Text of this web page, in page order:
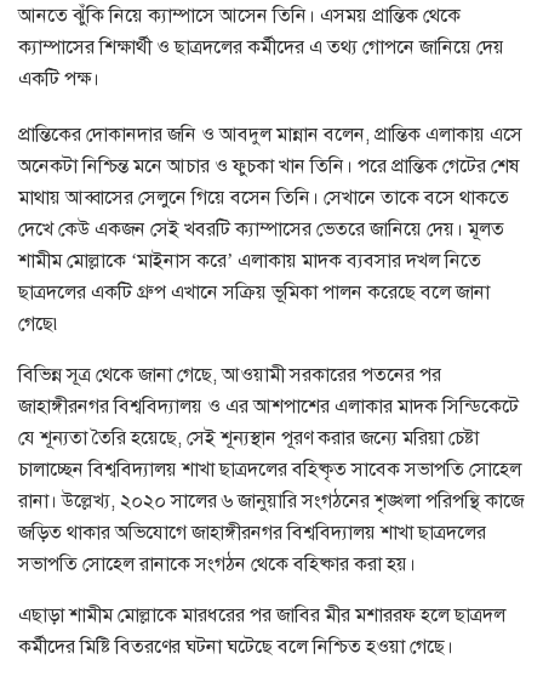
আনতে ঝুঁকি নিয়ে ক্যাম্পাসে আসেন তিনি। এসময় প্রান্তিক থেকে
ক্যাম্পাসের শিক্ষার্থী ও ছাত্রদলের কর্মীদের এ তথ্য গোপনে জানিয়ে দেয়
একটি পক্ষ।
প্রান্তিকের দোকানদার জনি ও আবদুল মান্নান বলেন, প্রান্তিক এলাকায় এসে
অনেকটা নিশ্চিন্ত মনে আচার ও ফুচকা খান তিনি। পরে প্রান্তিক গেটের শেষ
মাথায় আব্বাসের সেলুনে গিয়ে বসেন তিনি। সেখানে তাকে বসে থাকতে
দেখে কেউ একজন সেই খবরটি ক্যাম্পাসের ভেতরে জানিয়ে দেয়। মূলত
শামীম মোল্লাকে ‘মাইনাস করে’ এলাকায় মাদক ব্যবসার দখল নিতে
ছাত্রদলের একটি গ্রুপ এখানে সক্রিয় ভূমিকা পালন করেছে বলে জানা
গেছে৷
বিভিন্ন সূত্র থেকে জানা গেছে, আওয়ামী সরকারের পতনের পর
জাহাঙ্গীরনগর বিশ্ববিদ্যালয় ও এর আশপাশের এলাকার মাদক সিন্ডিকেটে
যে শূন্যতা তৈরি হয়েছে, সেই শূন্যস্থান পূরণ করার জন্যে মরিয়া চেষ্টা
চালাচ্ছেন বিশ্ববিদ্যালয় শাখা ছাত্রদলের বহিষ্কৃত সাবেক সভাপতি সোহেল
রানা। উল্লেখ্য, ২০২০ সালের ৬ জানুয়ারি সংগঠনের শৃঙ্খলা পরিপন্থি কাজে
জড়িত থাকার অভিযোগে জাহাঙ্গীরনগর বিশ্ববিদ্যালয় শাখা ছাত্রদলের
সভাপতি সোহেল রানাকে সংগঠন থেকে বহিষ্কার করা হয়।
এছাড়া শামীম মোল্লাকে মারধরের পর জাবির মীর মশাররফ হলে ছাত্রদল
কর্মীদের মিষ্টি বিতরণের ঘটনা ঘটেছে বলে নিশ্চিত হওয়া গেছে।